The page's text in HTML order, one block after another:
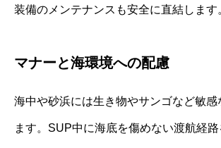
装備のメンテナンスも安全に直結します
マナーと海環境への配慮
海中や砂浜には生き物やサンゴなど敏感
ます。SUP中に海底を傷めない渡航経